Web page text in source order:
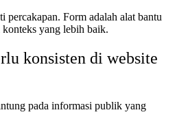
percakapan. Form adalah alat bantu
yang lebih baik.
konsisten di website
pada informasi publik yang